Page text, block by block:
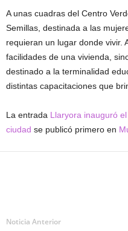
A unas cuadras del Centro
Semillas, destinada a las
requieran un lugar donde vivir.
facilidades de una vivienda,
destinado a la terminalidad
distintas capacitaciones que
La entrada Llaryora inauguró
ciudad se publicó primero en
Noticia Anterior